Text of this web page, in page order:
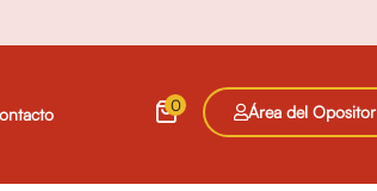
0 Área del Opositor